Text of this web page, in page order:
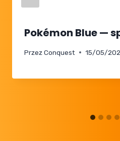
Pokémon Blue —
Przez Conquest 15/05/